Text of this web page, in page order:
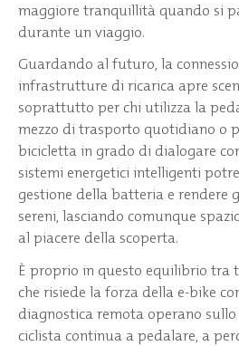
maggiore tranquillità quando si
durante un viaggio.
Guardando al futuro, la
infrastrutture di ricarica apre
soprattutto per chi utilizza la
mezzo di trasporto quotidiano o
bicicletta in grado di dialogare
sistemi energetici intelligenti
gestione della batteria e rendere
sereni, lasciando comunque
al piacere della scoperta.
È proprio in questo equilibrio tra
che risiede la forza della e-bike
diagnostica remota operano
ciclista continua a pedalare, a